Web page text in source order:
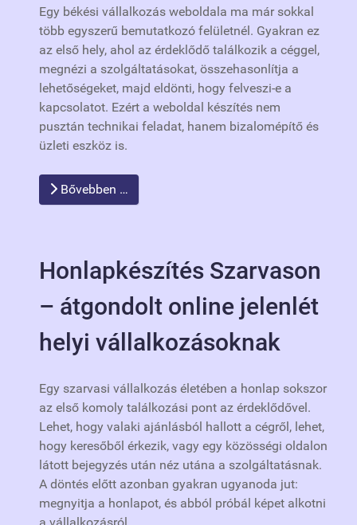
Egy békési vállalkozás weboldala ma már sokkal
több egyszerű bemutatkozó felületnél. Gyakran ez
az első hely, ahol az érdeklődő találkozik a céggel,
megnézi a szolgáltatásokat, összehasonlítja a
lehetőségeket, majd eldönti, hogy felveszi-e a
kapcsolatot. Ezért a weboldal készítés nem
pusztán technikai feladat, hanem bizalomépítő és
üzleti eszköz is.
Bővebben …
Honlapkészítés Szarvason
– átgondolt online jelenlét
helyi vállalkozásoknak
Egy szarvasi vállalkozás életében a honlap sokszor
az első komoly találkozási pont az érdeklődővel.
Lehet, hogy valaki ajánlásból hallott a cégről, lehet,
hogy keresőből érkezik, vagy egy közösségi oldalon
látott bejegyzés után néz utána a szolgáltatásnak.
A döntés előtt azonban gyakran ugyanoda jut:
megnyitja a honlapot, és abból próbál képet alkotni